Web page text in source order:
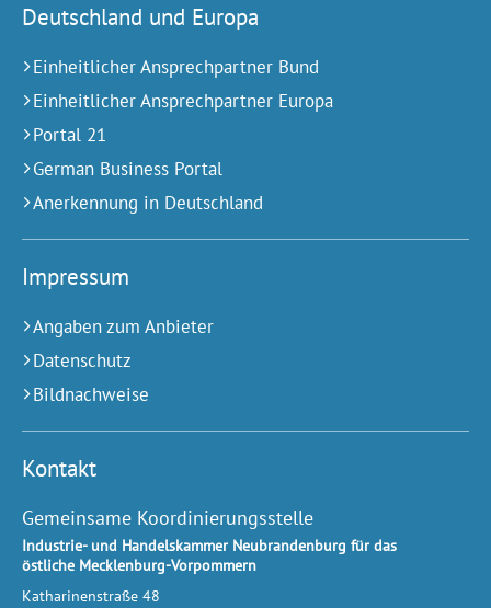
Deutschland und Europa
Einheitlicher Ansprechpartner Bund
Einheitlicher Ansprechpartner Europa
Portal 21
German Business Portal
Anerkennung in Deutschland
Impressum
Angaben zum Anbieter
Datenschutz
Bildnachweise
Kontakt
Gemeinsame Koordinierungsstelle
Industrie- und Handelskammer Neubrandenburg für das
östliche Mecklenburg-Vorpommern
Katharinenstraße 48